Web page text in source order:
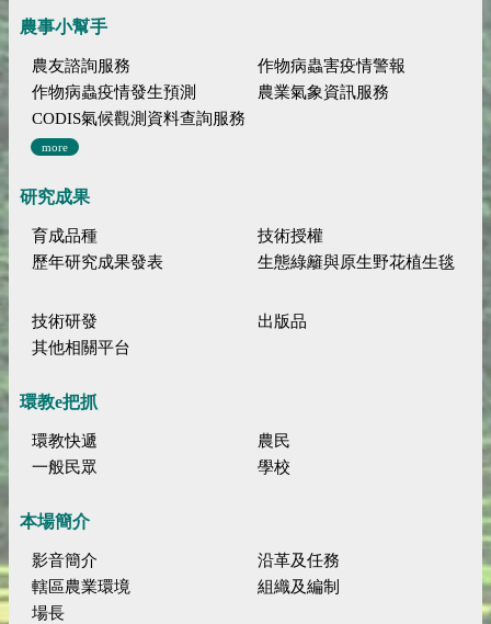
農事小幫手
農友諮詢服務
作物病蟲害疫情警報
作物病蟲疫情發生預測
農業氣象資訊服務
CODIS氣候觀測資料查詢服務
more
研究成果
育成品種
技術授權
歷年研究成果發表
生態綠籬與原生野花植生毯
技術研發
出版品
其他相關平台
環教e把抓
環教快遞
農民
一般民眾
學校
本場簡介
影音簡介
沿革及任務
轄區農業環境
組織及編制
場長